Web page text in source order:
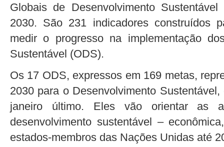
Globais de Desenvolvimento
2030. São 231 indicadores construídos
medir o progresso na implementação
Sustentável (ODS).
Os 17 ODS, expressos em 169 metas,
2030 para o Desenvolvimento
janeiro último. Eles vão orientar as
desenvolvimento sustentável –
estados-membros das Nações Unidas até